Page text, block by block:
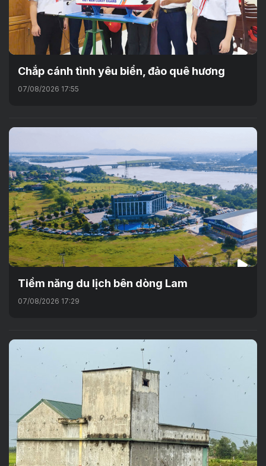
Chắp cánh tình yêu biển, đảo quê hương
07/08/2026 17:55
Tiềm năng du lịch bên dòng Lam
07/08/2026 17:29